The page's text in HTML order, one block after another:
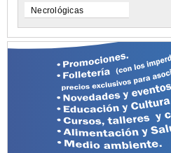
Necrológicas